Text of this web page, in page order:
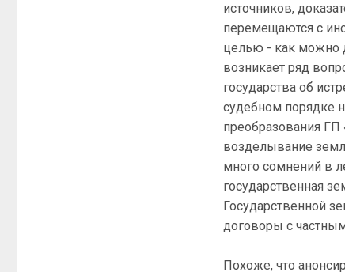
источников,
перемещаются с
целью - как можно
возникает ряд
государства об
судебном порядке
преобразования
возделывание
много сомнений в
государственная
Государственной
договоры с
Похоже, что